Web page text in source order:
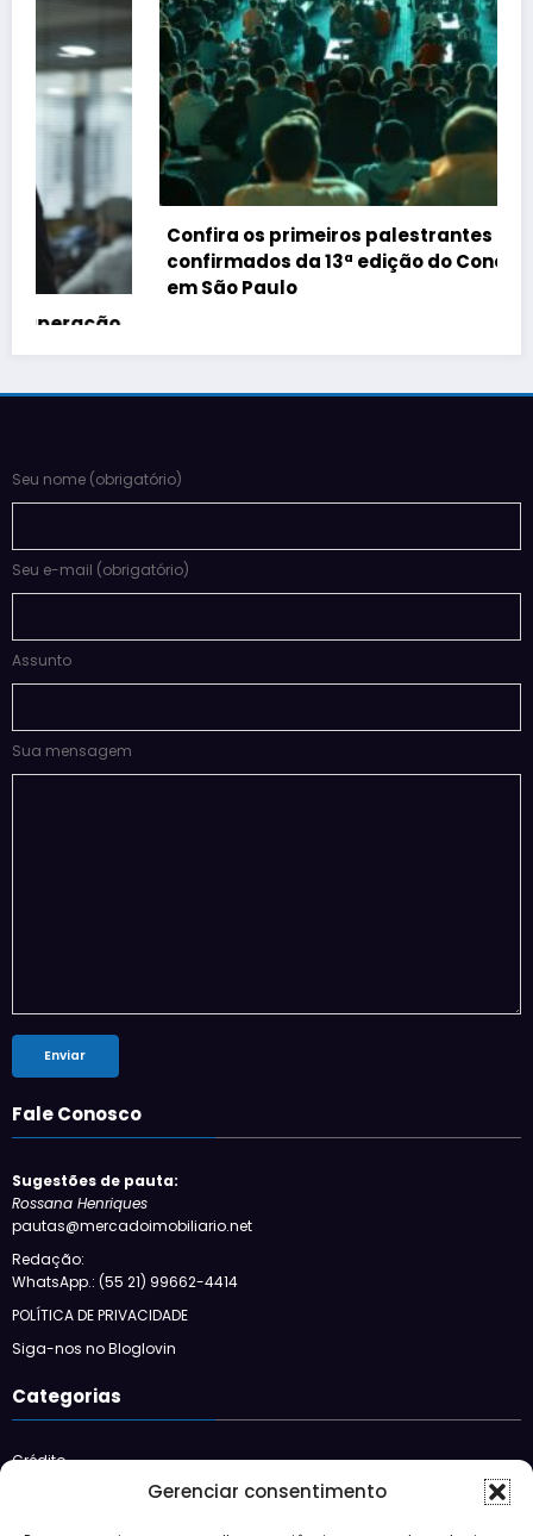
Gerenciar consentimento
Confira os primeiros palestrantes
confirmados da 13ª edição do Conecta Imobi,
em São Paulo
Seu nome (obrigatório)
Seu e-mail (obrigatório)
Assunto
Sua mensagem
Fale Conosco
Sugestões de pauta:
Rossana Henriques
pautas@mercadoimobiliario.net
Redação:
WhatsApp.: (55 21) 99662-4414
POLÍTICA DE PRIVACIDADE
Siga-nos no Bloglovin
Categorias
Crédito
Lançamentos